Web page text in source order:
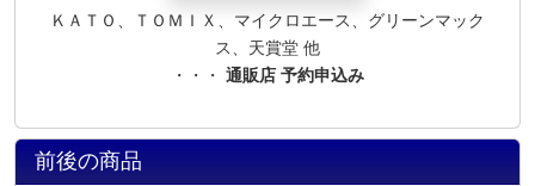
ＫＡＴＯ、ＴＯＭＩＸ、マイクロエース、グリーンマック
ス、天賞堂 他
・・・ 通販店 予約申込み
前後の商品